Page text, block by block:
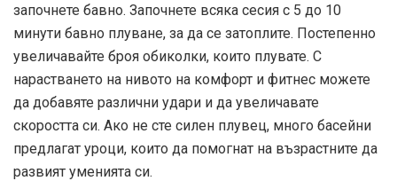
започнете бавно. Започнете всяка сесия с 5 до 10
минути бавно плуване, за да се затоплите. Постепенно
увеличавайте броя обиколки, които плувате. С
нарастването на нивото на комфорт и фитнес можете
да добавяте различни удари и да увеличавате
скоростта си. Ако не сте силен плувец, много басейни
предлагат уроци, които да помогнат на възрастните да
развият уменията си.